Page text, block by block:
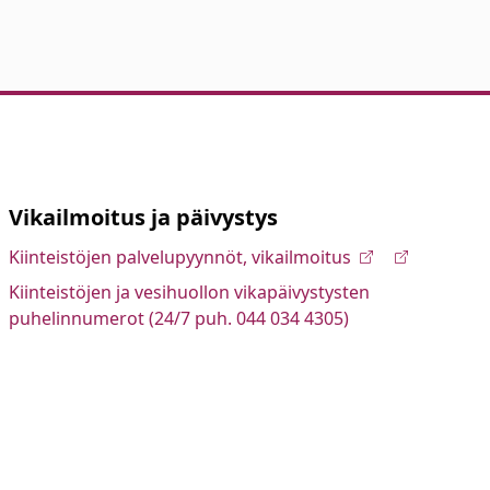
Vikailmoitus ja päivystys
Kiinteistöjen palvelupyynnöt, vikailmoitus
Kiinteistöjen ja vesihuollon vikapäivystysten
puhelinnumerot (24/7 puh. 044 034 4305)